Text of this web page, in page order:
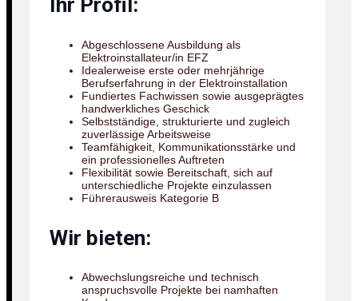
Ihr Profil:
Abgeschlossene Ausbildung als
Elektroinstallateur/in EFZ
Idealerweise erste oder mehrjährige
Berufserfahrung in der Elektroinstallation
Fundiertes Fachwissen sowie ausgeprägtes
handwerkliches Geschick
Selbstständige, strukturierte und zugleich
zuverlässige Arbeitsweise
Teamfähigkeit, Kommunikationsstärke und
ein professionelles Auftreten
Flexibilität sowie Bereitschaft, sich auf
unterschiedliche Projekte einzulassen
Führerausweis Kategorie B
Wir bieten:
Abwechslungsreiche und technisch
anspruchsvolle Projekte bei namhaften